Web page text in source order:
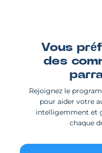
Vous
des
Rejoignez le
pour aider votre
intelligemment et
chaque